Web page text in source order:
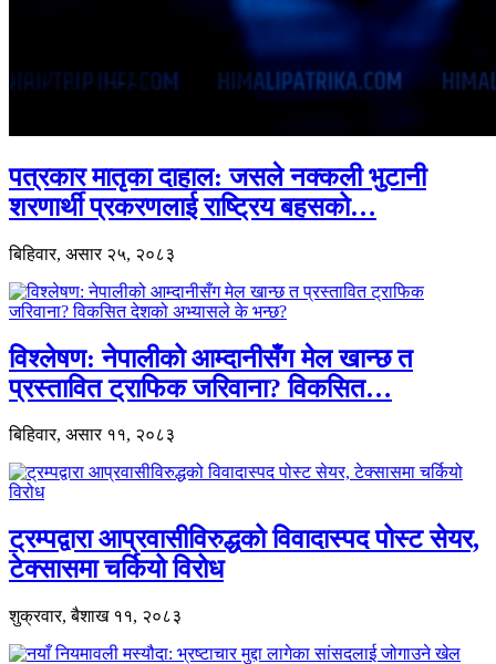
पत्रकार मातृका दाहाल: जसले नक्कली भुटानी
शरणार्थी प्रकरणलाई राष्ट्रिय बहसको…
बिहिवार, असार २५, २०८३
विश्लेषण: नेपालीको आम्दानीसँग मेल खान्छ त
प्रस्तावित ट्राफिक जरिवाना? विकसित…
बिहिवार, असार ११, २०८३
ट्रम्पद्वारा आप्रवासीविरुद्धको विवादास्पद पोस्ट सेयर,
टेक्सासमा चर्कियो विरोध
शुक्रवार, बैशाख ११, २०८३